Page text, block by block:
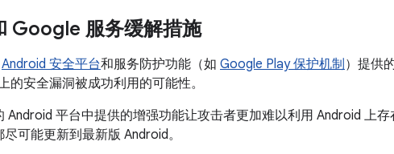
Google 服务缓解措施
Android 安全平台和服务防护功能（如 Google Play 保护机制 ）提供
的安全漏洞被成功利用的可能性。
Android 平台中提供的增强功能让攻击者更加难以利用 Android 上
可能更新到最新版 Android。